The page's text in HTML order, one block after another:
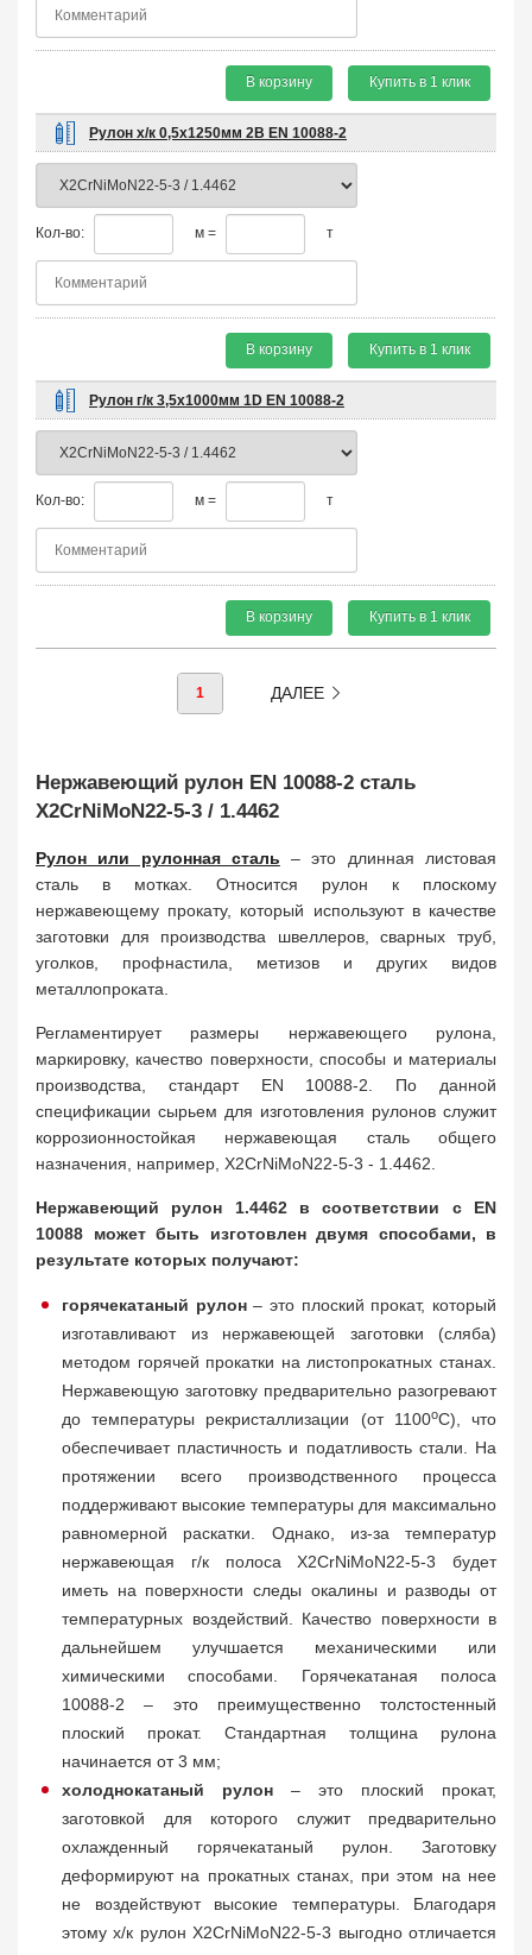
В корзину Купить в 1 клик
Рулон х/к 0,5х1250мм 2B EN 10088-2
Кол-во: м = т
В корзину Купить в 1 клик
Рулон г/к 3,5х1000мм 1D EN 10088-2
Кол-во: м = т
В корзину Купить в 1 клик
1 ДАЛЕЕ
Нержавеющий рулон EN 10088-2 сталь
X2CrNiMoN22-5-3 / 1.4462
Рулон или рулонная сталь – это длинная листовая
сталь в мотках. Относится рулон к плоскому
нержавеющему прокату, который используют в качестве
заготовки для производства швеллеров, сварных труб,
уголков, профнастила, метизов и других видов
металлопроката.
Регламентирует размеры нержавеющего рулона,
маркировку, качество поверхности, способы и материалы
производства, стандарт EN 10088-2. По данной
спецификации сырьем для изготовления рулонов служит
коррозионностойкая нержавеющая сталь общего
назначения, например, X2CrNiMoN22-5-3 - 1.4462.
Нержавеющий рулон 1.4462 в соответствии с EN
10088 может быть изготовлен двумя способами, в
результате которых получают:
горячекатаный рулон– это плоский прокат, который
изготавливают из нержавеющей заготовки (сляба)
методом горячей прокатки на листопрокатных станах.
Нержавеющую заготовку предварительно разогревают
до температуры рекристаллизации (от 1100оС), что
обеспечивает пластичность и податливость стали. На
протяжении всего производственного процесса
поддерживают высокие температуры для максимально
равномерной раскатки. Однако, из-за температур
нержавеющая г/к полоса X2CrNiMoN22-5-3 будет
иметь на поверхности следы окалины и разводы от
температурных воздействий. Качество поверхности в
дальнейшем улучшается механическими или
химическими способами. Горячекатаная полоса
10088-2 – это преимущественно толстостенный
плоский прокат. Стандартная толщина рулона
начинается от 3 мм;
холоднокатаный рулон – это плоский прокат,
заготовкой для которого служит предварительно
охлажденный горячекатаный рулон. Заготовку
деформируют на прокатных станах, при этом на нее
не воздействуют высокие температуры. Благодаря
этому х/к рулон X2CrNiMoN22-5-3 выгодно отличается